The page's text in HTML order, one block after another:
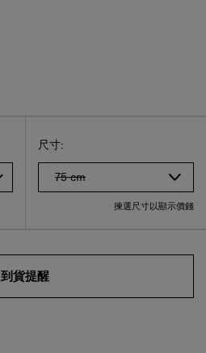
選擇尺碼
Select
尺寸:
75 cm
揀選尺寸以顯示價錢
到貨提醒